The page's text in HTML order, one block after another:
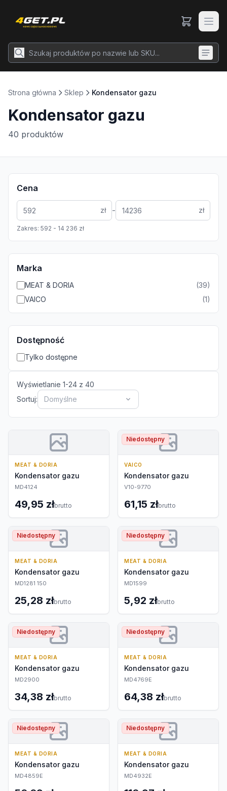
Strona główna Sklep Kondensator gazu
Kondensator gazu
40 produktów
Cena
zł - zł
Zakres: 592 - 14 236 zł
Marka
MEAT & DORIA (39)
VAICO
(1)
Dostępność
Tylko dostępne
Wyświetlanie 1-24 z 40
Sortuj:
Domyślne
MEAT & DORIA
Kondensator gazu
MD4124
49,95 złbrutto
Niedostępny
VAICO
Kondensator gazu
V10-9770
61,15 złbrutto
Niedostępny
MEAT & DORIA
Kondensator gazu
MD1281 150
25,28 złbrutto
Niedostępny
MEAT & DORIA
Kondensator gazu
MD1599
5,92 złbrutto
Niedostępny
MEAT & DORIA
Kondensator gazu
MD2900
34,38 złbrutto
Niedostępny
MEAT & DORIA
Kondensator gazu
MD4769E
64,38 złbrutto
Niedostępny
MEAT & DORIA
Kondensator gazu
MD4859E
Niedostępny
MEAT & DORIA
Kondensator gazu
MD4932E